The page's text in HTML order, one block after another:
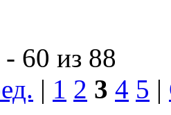
60 из 88
| 1 2 3 4 5 |